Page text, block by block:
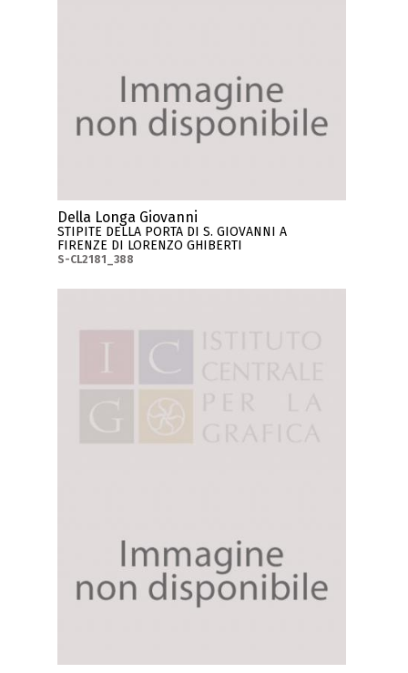
Della Longa Giovanni
STIPITE DELLA PORTA DI S. GIOVANNI A
FIRENZE DI LORENZO GHIBERTI
S-CL2181_388